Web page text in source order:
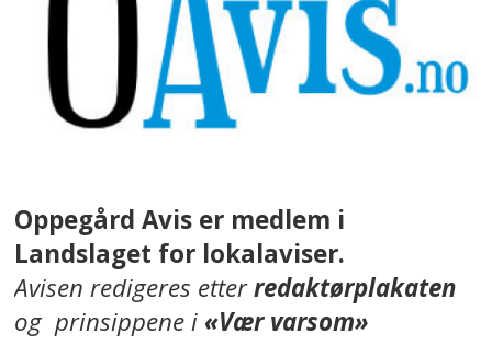
Oppegård Avis er medlem i
Landslaget for lokalaviser.
Avisen redigeres etterredaktørplakaten
og prinsippene i«Vær varsom»